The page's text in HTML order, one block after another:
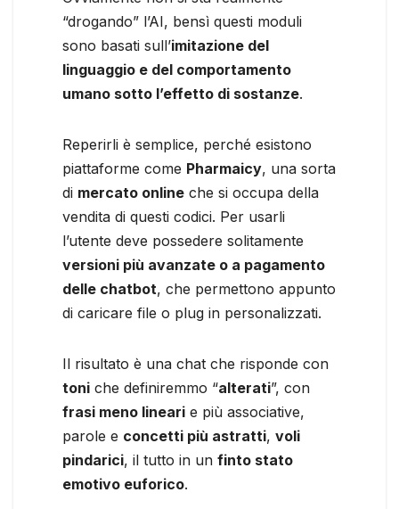
“drogando” l’AI, bensì questi moduli
sono basati sull’imitazione del
linguaggio e del comportamento
umano sotto l’effetto di sostanze.
Reperirli è semplice, perché esistono
piattaforme come Pharmaicy, una sorta
di mercato online che si occupa della
vendita di questi codici. Per usarli
l’utente deve possedere solitamente
versioni più avanzate o a pagamento
delle chatbot, che permettono appunto
di caricare file o plug in personalizzati.
Il risultato è una chat che risponde con
toni che definiremmo “alterati”, con
frasi meno lineari e più associative,
parole e concetti più astratti, voli
pindarici, il tutto in un finto stato
emotivo euforico.